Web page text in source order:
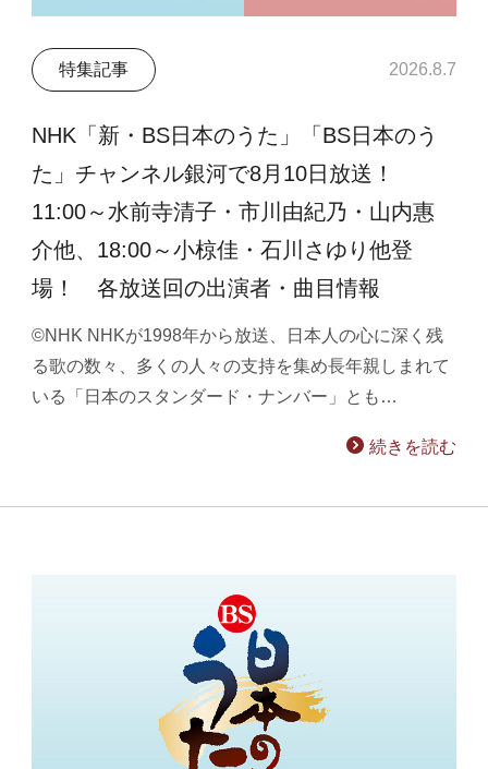
特集記事 2026.8.7
NHK「新・BS日本のうた」「BS日本のう
た」チャンネル銀河で8月10日放送！
11:00～水前寺清子・市川由紀乃・山内惠
介他、18:00～小椋佳・石川さゆり他登
場！ 各放送回の出演者・曲目情報
©NHK NHKが1998年から放送、日本人の心に深く残
る歌の数々、多くの人々の支持を集め長年親しまれて
いる「日本のスタンダード・ナンバー」とも…
続きを読む